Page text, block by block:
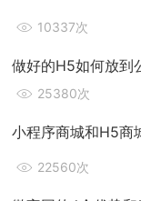
10337次
做好的H5如何放到
25380次
小程序商城和H5商
22560次